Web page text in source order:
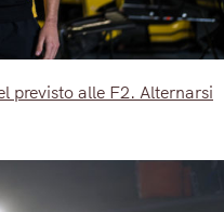
previsto alle F2. Alternarsi